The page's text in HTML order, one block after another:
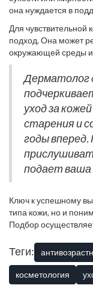
помогут
такие как
дерева или цинка.
кожей, стараясь
отказываются от
которого следует
она нуждается в
обеспечат надежную
Обратите внимание
факторами. Как
Для чувствительной
подход. Она может
окружающей среды
раздражением.
гипоаллергенным
добавок.
календулой,
восстанавливающе
Дерматолог
уход за
старения и
годы
подает ваша
Ключ к успешному
типа кожи, но и
Подбор
варьируются от
каждому из нас
уходу. Помните, что
кожу, но и ее
Теги:
косметология